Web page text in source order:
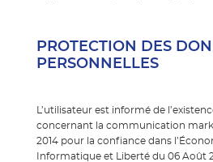
PROTECTION DES
PERSONNELLES
L’utilisateur est informé de
concernant la communication
2014 pour la confiance dans
Informatique et Liberté du 06 Août